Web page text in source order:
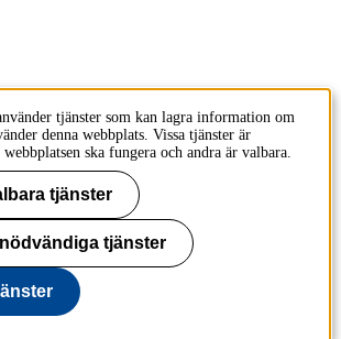
KTH
tjänster som kan lagra information om
denna webbplats. Vissa tjänster är
ska fungera och andra är valbara.
tjänster
tjänster